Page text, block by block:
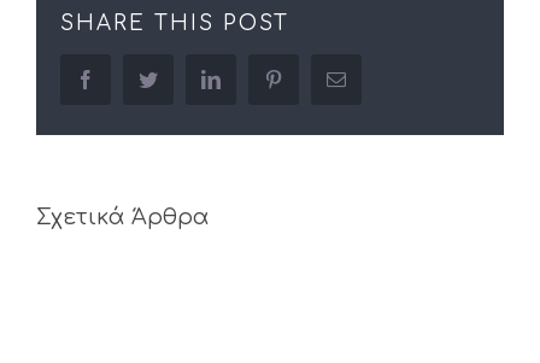
SHARE THIS POST
facebooktwitter linkedin pinterestEmail
Σχετικά Άρθρα